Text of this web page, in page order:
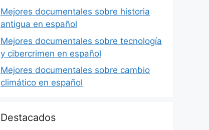
Mejores documentales sobre historia
antigua en español
Mejores documentales sobre tecnología
y cibercrimen en español
Mejores documentales sobre cambio
climático en español
Destacados